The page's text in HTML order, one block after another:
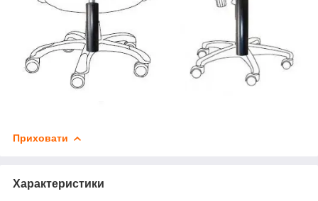
Приховати
Характеристики